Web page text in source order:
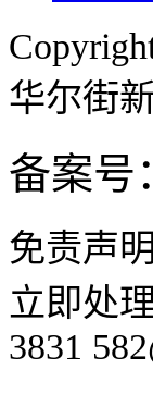
华尔街
备案号
免责声
立即处
3831